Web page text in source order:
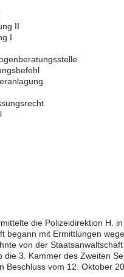
II
I
die Polizeidirektion H.
begann mit Ermittlungen
von der
die 3. Kammer des Zweiten
Beschluss vom 12. Oktober